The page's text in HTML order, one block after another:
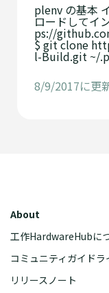
plenv の基本
ロードしてイ
ps://
$ git clone
l-Build.git ~/
8/9/2017に更
About
工作HardwareHubに
コミュニティガイドラ
リリースノート